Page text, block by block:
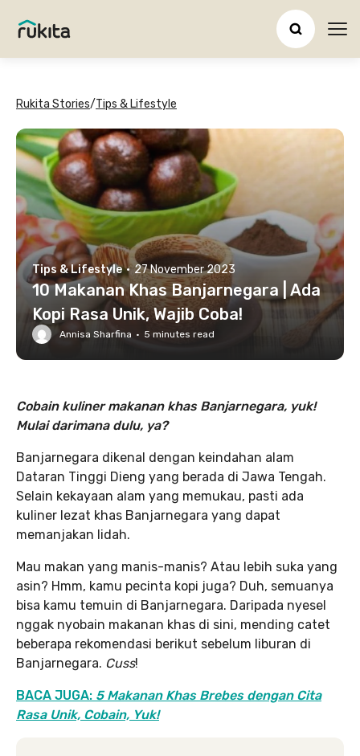
Rukita Stories/Tips & Lifestyle
Tips & Lifestyle · 27 November 2023
10 Makanan Khas Banjarnegara | Ada
Kopi Rasa Unik, Wajib Coba!
Annisa Sharfina · 5 minutes read
Cobain kuliner makanan khas Banjarnegara, yuk!
Mulai darimana dulu, ya?
Banjarnegara dikenal dengan keindahan alam
Dataran Tinggi Dieng yang berada di Jawa Tengah.
Selain kekayaan alam yang memukau, pasti ada
kuliner lezat khas Banjarnegara yang dapat
memanjakan lidah.
Mau makan yang manis-manis? Atau lebih suka yang
asin? Hmm, kamu pecinta kopi juga? Duh, semuanya
bisa kamu temuin di Banjarnegara. Daripada nyesel
nggak nyobain makanan khas di sini, mending catet
beberapa rekomendasi berikut sebelum liburan di
Banjarnegara. Cuss!
BACA JUGA: 5 Makanan Khas Brebes dengan Cita
Rasa Unik, Cobain, Yuk!